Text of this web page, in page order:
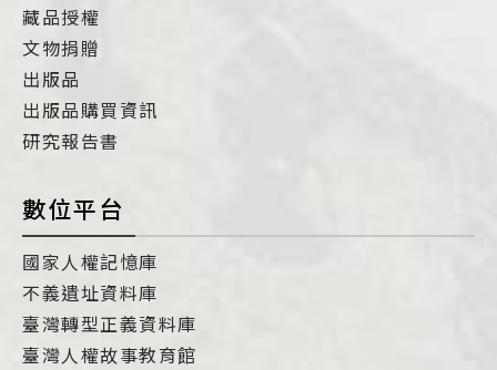
藏品授權
文物捐贈
出版品
出版品購買資訊
研究報告書
數位平台
國家人權記憶庫
不義遺址資料庫
臺灣轉型正義資料庫
臺灣人權故事教育館